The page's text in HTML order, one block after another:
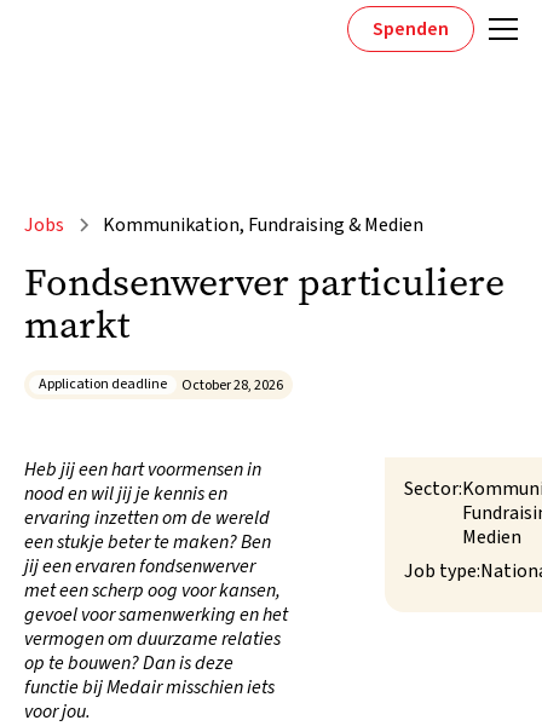
Spenden
Jobs Kommunikation, Fundraising & Medien
Fondsenwerver particuliere
markt
Application deadline October 28, 2026
Heb jij een hart voormensen in
nood en wil jij je kennis en
ervaring inzetten om de wereld
een stukje beter te maken? Ben
jij een ervaren fondsenwerver
met een scherp oog voor kansen,
gevoel voor samenwerking en het
vermogen om duurzame relaties
op te bouwen? Dan is deze
functie bij Medair misschien iets
voor jou.
Sector:
Medien
Job type: